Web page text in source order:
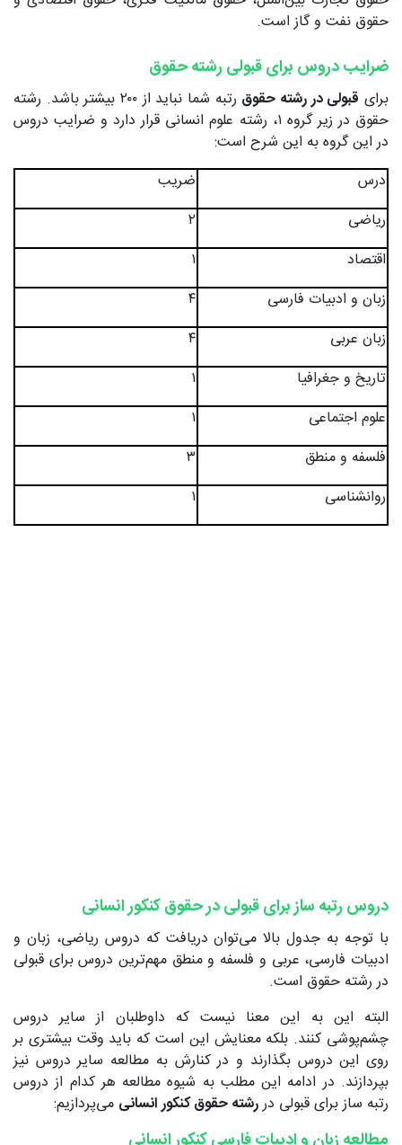
حقوق نفت و گاز است.
ضرایب دروس برای قبولی رشته حقوق
برای قبولی در رشته حقوق
رتبه شما نباید از ۲۰۰ بیشتر باشد. رشته
حقوق در زیر گروه ۱، رشته علوم انسانی قرار دارد و ضرایب دروس
در این گروه به این شرح است:
درس
ضریب
ریاضی
۲
اقتصاد
۱
زبان و ادبیات فارسی
۴
زبان عربی
۴
تاریخ و جغرافیا
۱
علوم اجتماعی
۱
فلسفه و منطق
۳
روانشناسی
۱
دروس رتبه ساز برای قبولی در حقوق کنکور انسانی
با توجه به جدول بالا می‌توان دریافت که دروس ریاضی، زبان و
ادبیات فارسی، عربی و فلسفه و منطق مهم‌ترین دروس برای قبولی
در رشته حقوق است.
البته این به این معنا نیست که داوطلبان از سایر دروس
چشم‌پوشی کنند. بلکه معنایش این است که باید وقت بیشتری بر
روی این دروس بگذارند و در کنارش به مطالعه سایر دروس نیز
بپردازند. در ادامه این مطلب به شیوه مطالعه هر کدام از دروس
رتبه ساز برای قبولی دررشته حقوق کنکور انسانی می‌پردازیم: